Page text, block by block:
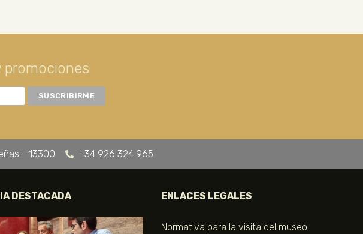
promociones
- 13300 +34 926 324 965
DESTACADA ENLACES LEGALES
Normativa para la visita del museo